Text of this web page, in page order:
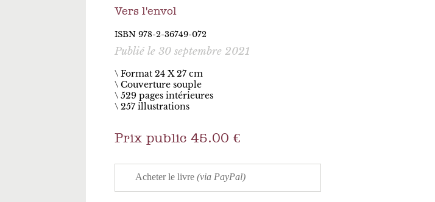
Vers l'envol
ISBN 978-2-36749-072
Publié le 30 septembre 2021
\ Format 24 X 27 cm
Couverture souple
529 pages intérieures
257 illustrations
Prix public 45.00 €